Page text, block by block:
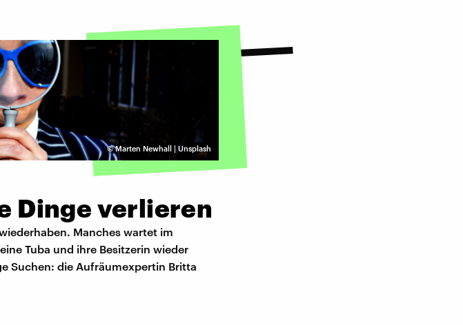
©Marten Newhall | Unsplash
Dinge verlieren
Manches wartet im
Tuba und ihre Besitzerin wieder
Suchen: die Aufräumexpertin Britta